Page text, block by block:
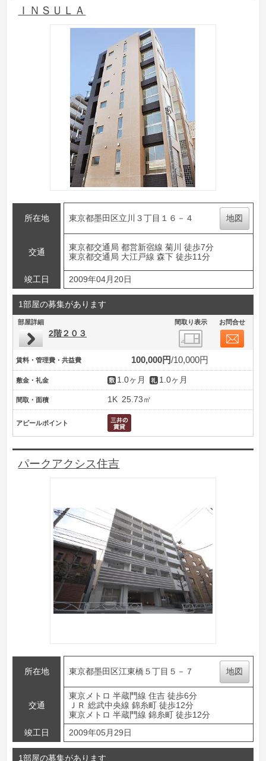
ＩＮＳＵＬＡ
所在地 東京都墨田区立川３丁目１６－４ 地図
交通
東京都交通局 都営新宿線 菊川 徒歩7分
東京都交通局 大江戸線 森下 徒歩11分
竣工日 2009年04月20日
1部屋の募集があります
部屋詳細 間取り表示 お問合せ
2階２０３
賃料・管理費・共益費 100,000円 10,000円
敷金・礼金 1.0ヶ月 1.0ヶ月
間取・面積 1K 25.73㎡
アピールポイント
パークアクシス住吉
所在地 東京都墨田区江東橋５丁目５－７ 地図
交通
東京メトロ 半蔵門線 住吉 徒歩6分
ＪＲ 総武中央線 錦糸町 徒歩12分
東京メトロ 半蔵門線 錦糸町 徒歩12分
竣工日
2009年05月29日
1部屋の募集があります